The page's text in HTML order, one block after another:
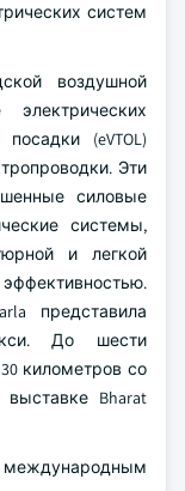
систем
воздушной
(eVTOL)
Эти
силовые
системы,
и легкой
представила
До шести
километров со
Bharat